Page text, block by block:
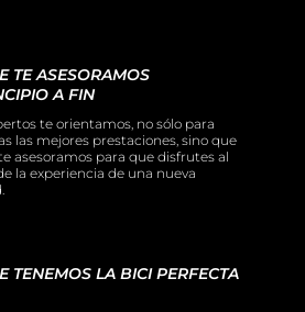
TE ASESORAMOS
A FIN
te orientamos, no sólo para
las mejores prestaciones, sino que
asesoramos para que disfrutes al
la experiencia de una nueva
TENEMOS LA BICI PERFECTA